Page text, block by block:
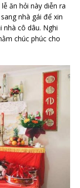
ăn hỏi này diễn ra
nhà gái để xin
cô dâu. Nghi
chúc phúc cho